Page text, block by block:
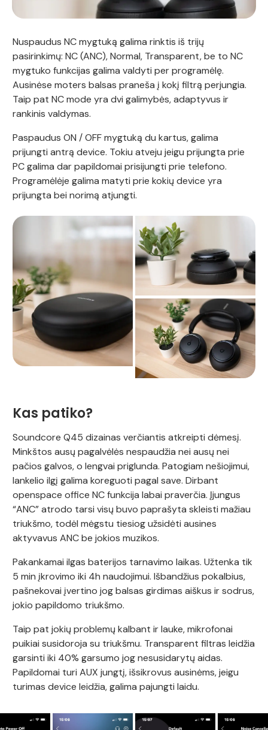
Nuspaudus NC mygtuką galima rinktis iš trijų
pasirinkimų: NC (ANC), Normal, Transparent, be to NC
mygtuko funkcijas galima valdyti per programėlę.
Ausinėse moters balsas praneša į kokį filtrą perjungia.
Taip pat NC mode yra dvi galimybės, adaptyvus ir
rankinis valdymas.
Paspaudus ON / OFF mygtuką du kartus, galima
prijungti antrą device. Tokiu atveju jeigu prijungta prie
PC galima dar papildomai prisijungti prie telefono.
Programėlėje galima matyti prie kokių device yra
prijungta bei norimą atjungti.
Kas patiko?
Soundcore Q45 dizainas verčiantis atkreipti dėmesį.
Minkštos ausų pagalvėlės nespaudžia nei ausų nei
pačios galvos, o lengvai priglunda. Patogiam nešiojimui,
lankelio ilgį galima koreguoti pagal save. Dirbant
openspace office NC funkcija labai praverčia. Įjungus
“ANC” atrodo tarsi visų buvo paprašyta skleisti mažiau
triukšmo, todėl mėgstu tiesiog užsidėti ausines
aktyvavus ANC be jokios muzikos.
Pakankamai ilgas baterijos tarnavimo laikas. Užtenka tik
5 min įkrovimo iki 4h naudojimui. Išbandžius pokalbius,
pašnekovai įvertino jog balsas girdimas aiškus ir sodrus,
jokio papildomo triukšmo.
Taip pat jokių problemų kalbant ir lauke, mikrofonai
puikiai susidoroja su triukšmu. Transparent filtras leidžia
garsinti iki 40% garsumo jog nesusidarytų aidas.
Papildomai turi AUX jungtį, išsikrovus ausinėms, jeigu
turimas device leidžia, galima pajungti laidu.